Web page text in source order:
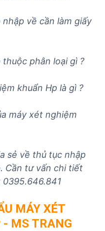
về cần làm giấy
thuộc phân loại gì ?
khuẩn Hp là gì ?
máy xét nghiệm
sẻ về thủ tục nhập
. Cần tư vấn chi tiết
0395.646.841
MÁY XÉT
MS TRANG